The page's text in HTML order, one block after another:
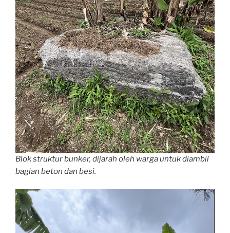
Blok struktur bunker, dijarah oleh warga untuk diambil
bagian beton dan besi.